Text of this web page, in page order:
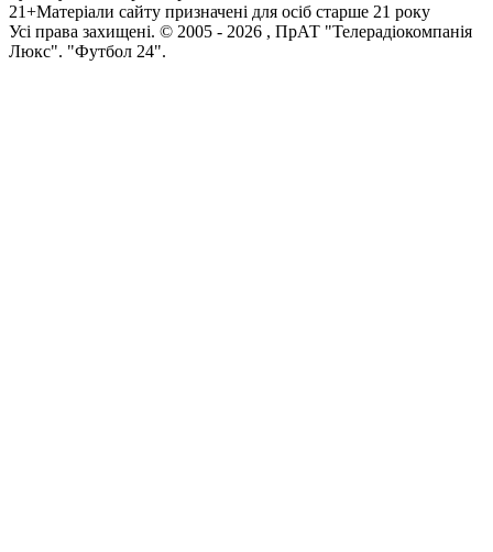
21+Матеріали сайту призначені для осіб старше 21 року
Усi права захищенi. © 2005 - 2026 , ПрАТ "Телерадіокомпанія
Люкс". "Футбол 24".